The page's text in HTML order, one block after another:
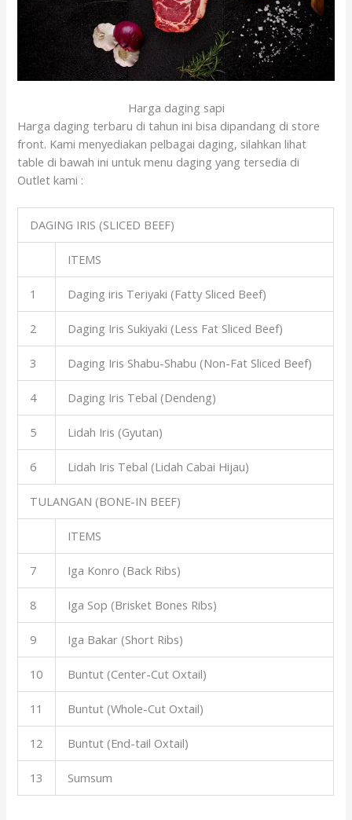
Harga daging sapi
Harga daging terbaru di tahun ini bisa dipandang di store
front. Kami menyediakan pelbagai daging, silahkan lihat
table di bawah ini untuk menu daging yang tersedia di
Outlet kami :
DAGING IRIS (SLICED BEEF)
ITEMS
1 Daging iris Teriyaki (Fatty Sliced Beef)
2 Daging Iris Sukiyaki (Less Fat Sliced Beef)
3 Daging Iris Shabu-Shabu (Non-Fat Sliced Beef)
4 Daging Iris Tebal (Dendeng)
5 Lidah Iris (Gyutan)
6 Lidah Iris Tebal (Lidah Cabai Hijau)
TULANGAN (BONE-IN BEEF)
ITEMS
7 Iga Konro (Back Ribs)
8 Iga Sop (Brisket Bones Ribs)
9 Iga Bakar (Short Ribs)
10 Buntut (Center-Cut Oxtail)
11 Buntut (Whole-Cut Oxtail)
12 Buntut (End-tail Oxtail)
13 Sumsum